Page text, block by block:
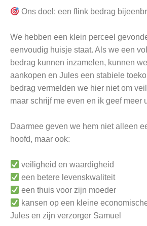
Ons doel: een flink bedrag
We hebben een klein perceel
eenvoudig huisje staat. Als we een
bedrag kunnen inzamelen, kunnen
aankopen en Jules een stabiele
bedrag vermelden we hier niet om
maar schrijf me even en ik geef meer
Daarmee geven we hem niet alleen
hoofd, maar ook:
veiligheid en waardigheid
een betere levenskwaliteit
een thuis voor zijn moeder
kansen op een kleine
Jules en zijn verzorger Samuel